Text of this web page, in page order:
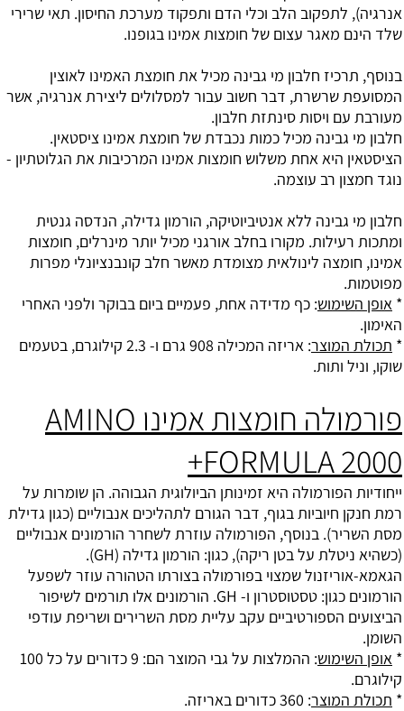
אנרגיה), לתפקוב הלב וכלי הדם ותפקוד מערכת החיסון. תאי שרירי
שלד הינם מאגר עצום של חומצות אמינו בגופנו.
בנוסף, תרכיז חלבון מי גבינה מכיל את חומצת האמינו לאוצין
המסועפת שרשרת, דבר חשוב עבור למסלולים ליצירת אנרגיה, אשר
מעורבת עם ויסות סינתזת חלבון.
חלבון מי גבינה מכיל כמות נכבדת של חומצת אמינו ציסטאין.
הציסטאין היא אחת משלוש חומצות אמינו המרכיבות את הגלוטתיון -
נוגד חמצון רב עוצמה.
חלבון מי גבינה ללא אנטיביוטיקה, הורמון גדילה, הנדסה גנטית
ומתכות רעילות. מקורו בחלב אורגני מכיל יותר מינרלים, חומצות
אמינו, חומצה לינולאית מצומדת מאשר חלב קונבנציונלי מפרות
מפוטמות.
* אופן השימוש: כף מדידה אחת, פעמיים ביום בבוקר ולפני האחרי
האימון.
* תכולת המוצר
: אריזה המכילה 908 גרם ו- 2.3 קילוגרם, בטעמים
שוקו, וניל ותות.
פורמולה חומצות אמינו AMINO
FORMULA 2000+
ייחודיות הפורמולה היא זמינותן הביולוגית הגבוהה. הן שומרות על
רמת חנקן חיוביות בגוף, דבר הגורם לתהליכים אנבוליים (כגון גדילת
מסת השריר). בנוסף, הפורמולה עוזרת לשחרר הורמונים אנבוליים
(כשהיא ניטלת על בטן ריקה), כגון: הורמון גדילה
(GH).
הגאמא-אוריזנול שמצוי בפורמולה בצורתו הטהורה עוזר לשפעל
הורמונים כגון: טסטוסטרון
ו- GH. הורמונים אלו תורמים לשיפור
הביצועים הספורטיביים עקב עליית מסת השרירים ושריפת עודפי
השומן.
* אופן השימוש
: ההמלצות על גבי המוצר הם: 9 כדורים על כל 100
קילוגרם.
* תכולת המוצר: 360 כדורים באריזה.